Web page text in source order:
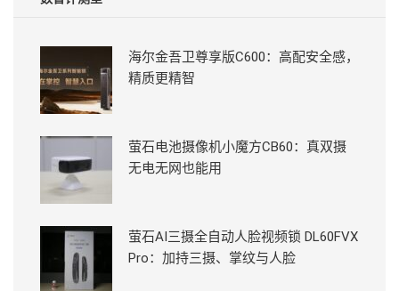
海尔金吾卫尊享版C600：高配安全感，
精质更精智
萤石电池摄像机小魔方CB60：真双摄
无电无网也能用
萤石AI三摄全自动人脸视频锁 DL60FVX
Pro：加持三摄、掌纹与人脸